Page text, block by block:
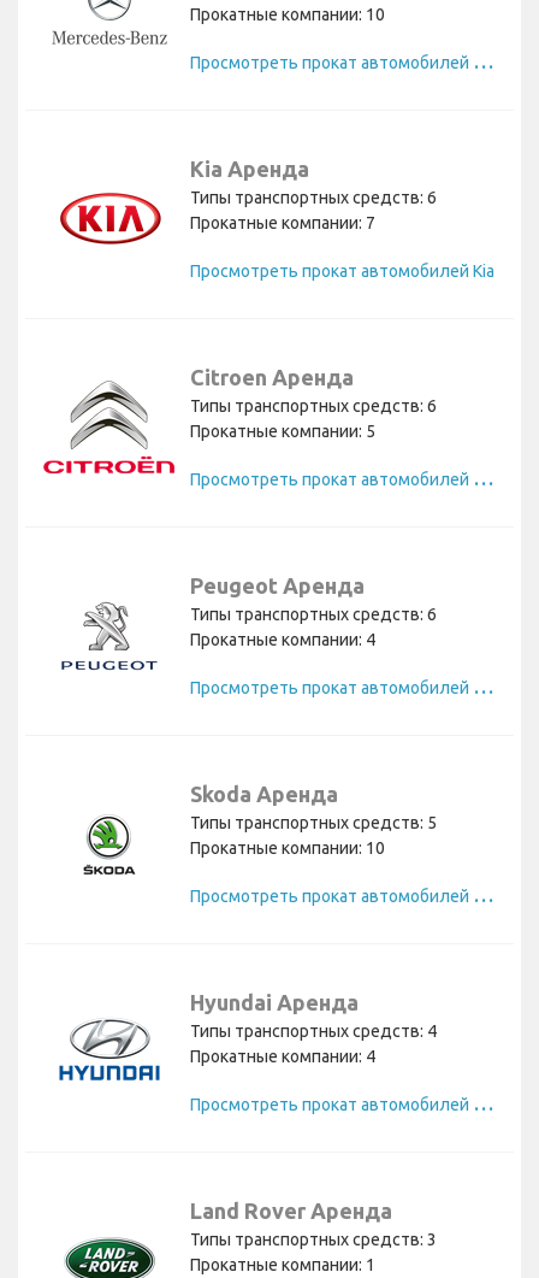
Прокатные компании: 10
П
росмотреть прокат автомобилей Mercedes
Kia Аренда
Типы транспортных средств: 6
Прокатные компании: 7
Просмотреть прокат автомобилей Kia
Citroen Аренда
Типы транспортных средств: 6
Прокатные компании: 5
П
росмотреть прокат автомобилей Citroen
Peugeot Аренда
Типы транспортных средств: 6
Прокатные компании: 4
П
росмотреть прокат автомобилей Peugeot
Skoda Аренда
Типы транспортных средств: 5
Прокатные компании: 10
П
росмотреть прокат автомобилей Skoda
Hyundai Аренда
Типы транспортных средств: 4
Прокатные компании: 4
П
росмотреть прокат автомобилей Hyundai
Land Rover Аренда
Типы транспортных средств: 3
Прокатные компании: 1